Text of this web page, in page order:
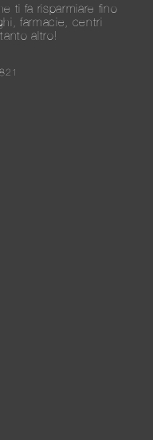
ti fa risparmiare fino
farmacie, centri
altro!